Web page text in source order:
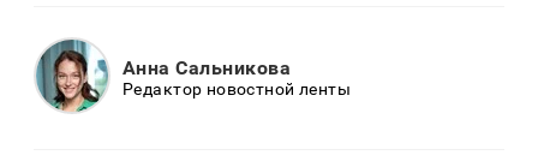
Анна Сальникова
Редактор новостной ленты